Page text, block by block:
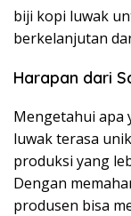
biji kopi luwak
berkelanjutan
Harapan dari
Mengetahui apa
luwak terasa
produksi yang
Dengan
produsen bisa